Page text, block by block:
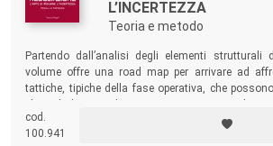
L’INCERTEZZA
Teoria e metodo
Partendo dall’analisi degli elementi strutturali
volume offre una road map per arrivare ad
tattiche, tipiche della fase operativa, che
testo per manager, professionisti e più in
che, seppur in contesti diversi, affrontano
cod.
100.941